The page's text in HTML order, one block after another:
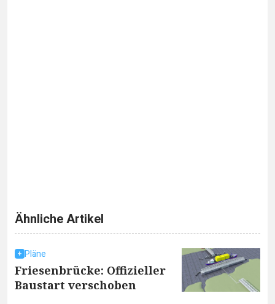
Ähnliche Artikel
Pläne
Friesenbrücke: Offizieller
Baustart verschoben